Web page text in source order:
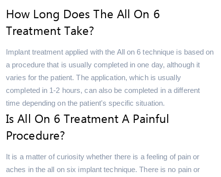
How Long Does The All On 6
Treatment Take?
Implant treatment applied with the All on 6 technique is based on
a procedure that is usually completed in one day, although it
varies for the patient. The application, which is usually
completed in 1-2 hours, can also be completed in a different
time depending on the patient's specific situation.
Is All On 6 Treatment A Painful
Procedure?
It is a matter of curiosity whether there is a feeling of pain or
aches in the all on six implant technique. There is no pain or